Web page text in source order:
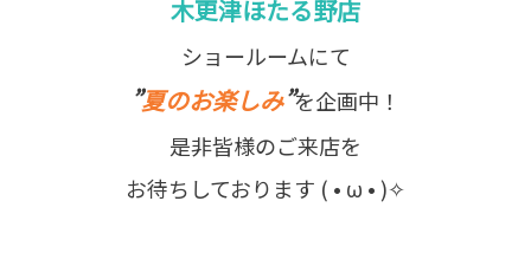
木更津ほたる野店
ショールームにて
”夏のお楽しみ”を企画中！
是非皆様のご来店を
お待ちしております ( • ω • )✧